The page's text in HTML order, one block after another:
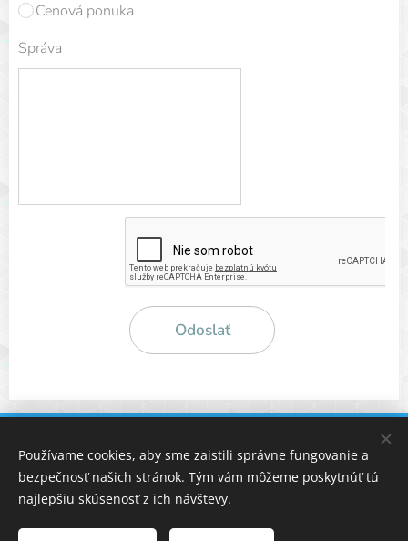
Cenová ponuka
Správa
Odoslať
MEDICONET /STAROSTLIVOSŤ
KTORÚ SA MÔŽETE SPOĽAHNÚŤ
Cookies
Používame cookies, aby sme zaistili správne fungovanie a
bezpečnosť našich stránok. Tým vám môžeme poskytnúť tú
najlepšiu skúsenosť z ich návštevy.